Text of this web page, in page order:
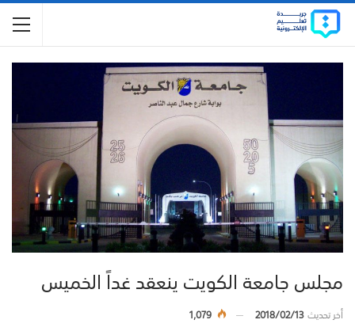
مجلس جامعة الكويت ينعقد غداً الخميس
أخر تحديث2018/02/13
1,079